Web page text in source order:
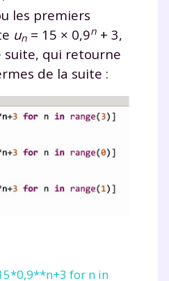
les premiers
un = 15 × 0,9n + 3,
suite, qui retourne
de la suite :
for n in